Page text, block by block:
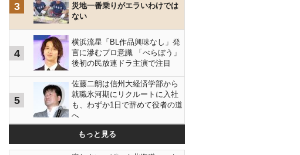
3
災地一番乗りがエラいわけでは
ない
4
横浜流星「BL作品興味なし」発
言に滲むプロ意識 「べらぼう」
後初の民放連ドラ主演で注目
5
佐藤二朗は信州大経済学部から
就職氷河期にリクルートに入社
も、わずか1日で辞めて役者の道
へ
もっと見る